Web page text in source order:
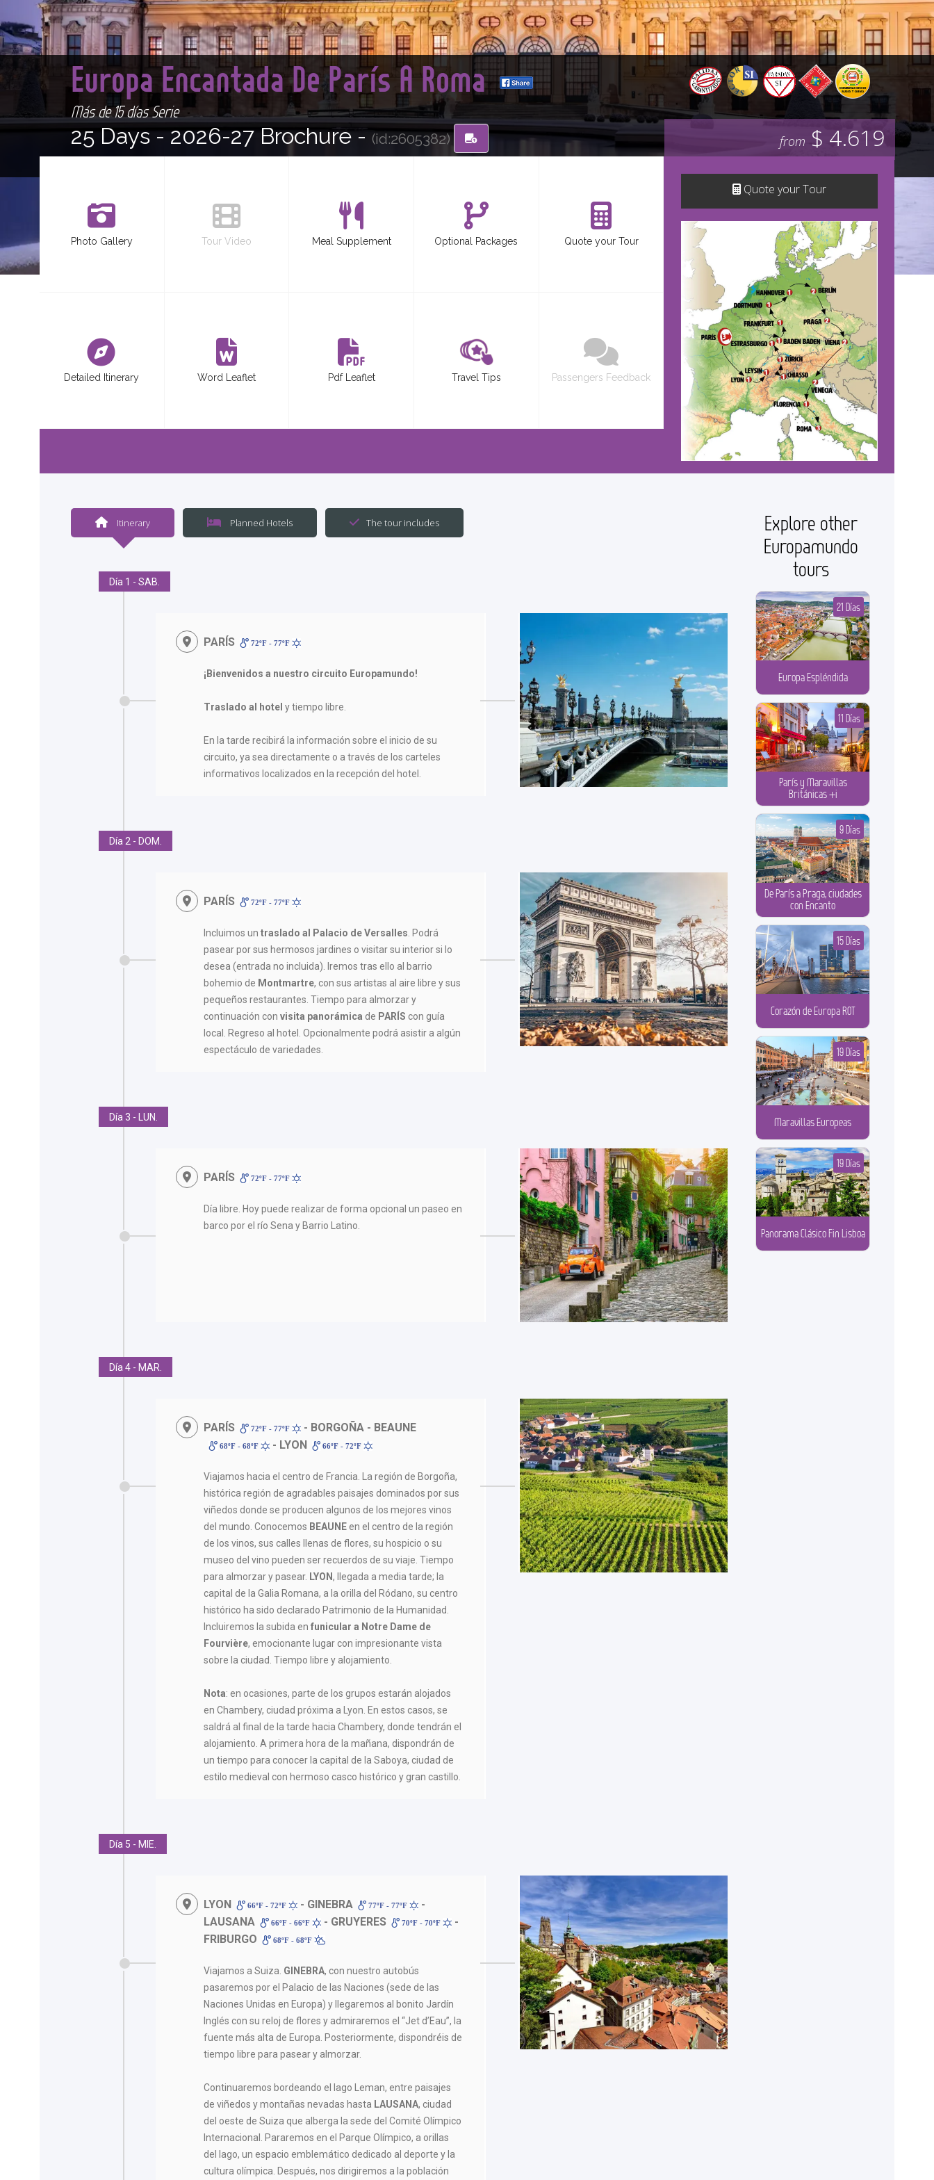
Europa Encantada De París A Roma
Más de 15 días Serie
25 Days -2026-27 Brochure -(id:2605382)
Photo Gallery Tour Video Meal Supplement Optional Packages Quote your Tour
Detailed Itinerary Word Leaflet Pdf Leaflet Travel Tips Passengers Feedback
from $ 4.619
Quote your Tour
Itinerary Planned Hotels The tour includes
Día 1 - SAB.
PARÍS 72ºF - 77ºF
¡Bienvenidos a nuestro circuito Europamundo!
Traslado al hotel y tiempo libre.
En la tarde recibirá la información sobre el inicio de su
circuito, ya sea directamente o a través de los carteles
informativos localizados en la recepción del hotel.
Día 2 - DOM.
PARÍS 72ºF - 77ºF
Incluimos untraslado al Palacio de Versalles . Podrá
pasear por sus hermosos jardines o visitar su interior si lo
desea (entrada no incluida). Iremos tras ello al barrio
bohemio de Montmartre, con sus artistas al aire libre y sus
pequeños restaurantes. Tiempo para almorzar y
continuación convisita panorámica de PARÍS con guía
local. Regreso al hotel. Opcionalmente podrá asistir a algún
espectáculo de variedades.
Día 3 - LUN.
PARÍS 72ºF - 77ºF
Día libre. Hoy puede realizar de forma opcional un paseo en
barco por el río Sena y Barrio Latino.
Día 4 - MAR.
PARÍS 72ºF - 77ºF - BORGOÑA - BEAUNE
68ºF - 68ºF - LYON 66ºF - 72ºF
Viajamos hacia el centro de Francia. La región de Borgoña,
histórica región de agradables paisajes dominados por sus
viñedos donde se producen algunos de los mejores vinos
del mundo. Conocemos BEAUNEen el centro de la región
de los vinos, sus calles llenas de flores, su hospicio o su
museo del vino pueden ser recuerdos de su viaje. Tiempo
para almorzar y pasear. LYON, llegada a media tarde; la
capital de la Galia Romana, a la orilla del Ródano, su centro
histórico ha sido declarado Patrimonio de la Humanidad.
Incluiremos la subida enfunicular a Notre Dame de
Fourvière, emocionante lugar con impresionante vista
sobre la ciudad. Tiempo libre y alojamiento.
Nota: en ocasiones, parte de los grupos estarán alojados
en Chambery, ciudad próxima a Lyon. En estos casos, se
saldrá al final de la tarde hacia Chambery, donde tendrán el
alojamiento. A primera hora de la mañana, dispondrán de
un tiempo para conocer la capital de la Saboya, ciudad de
estilo medieval con hermoso casco histórico y gran castillo.
Día 5 - MIE.
LYON 66ºF - 72ºF - GINEBRA 77ºF - 77ºF
-
LAUSANA
66ºF - 66ºF - GRUYERES 70ºF - 70ºF
-
FRIBURGO
68ºF - 68ºF
Viajamos a Suiza. GINEBRA, con nuestro autobús
pasaremos por el Palacio de las Naciones (sede de las
Naciones Unidas en Europa) y llegaremos al bonito Jardín
Inglés con su reloj de flores y admiraremos el “Jet d’Eau”, la
fuente más alta de Europa. Posteriormente, dispondréis de
tiempo libre para pasear y almorzar.
Continuaremos bordeando el lago Leman, entre paisajes
de viñedos y montañas nevadas hasta LAUSANA, ciudad
del oeste de Suiza que alberga la sede del Comité Olímpico
Internacional. Pararemos en el Parque Olímpico, a orillas
del lago, un espacio emblemático dedicado al deporte y la
cultura olímpica. Después, nos dirigiremos a la población
Explore other
Europamundo
tours
Europa Espléndida
21 Días
París y Maravillas
Británicas +i
11 Días
De París a Praga, ciudades
con Encanto
9 Días
Corazón de Europa ROT
15 Días
Maravillas Europeas
19 Días
Panorama Clásico Fin Lisboa
19 Días